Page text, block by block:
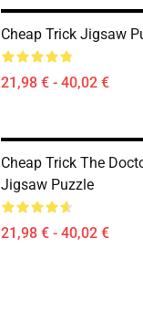
Cheap Trick Jigsaw
21,98 € - 40,02 €
Cheap Trick The
Jigsaw Puzzle
21,98 € - 40,02 €